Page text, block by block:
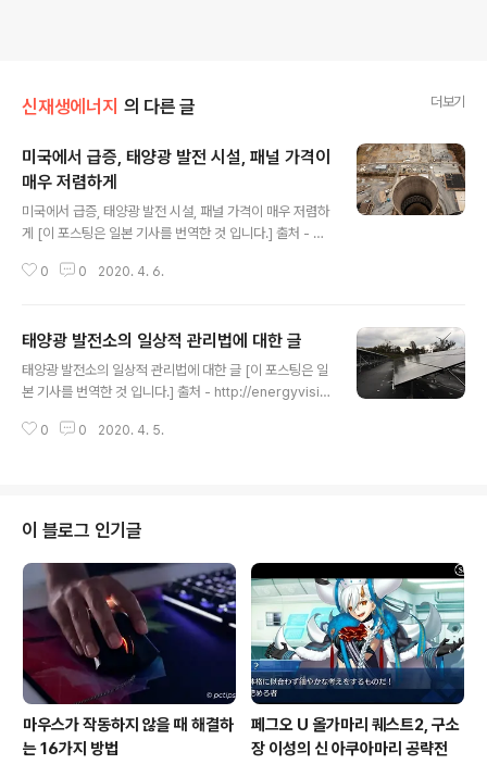
신재생에너지 의 다른 글 더보기
미국에서 급증, 태양광 발전 시설, 패널 가격이
매우 저렴하게
미국에서 급증, 태양광 발전 시설, 패널 가격이 매우 저렴하
게 [이 포스팅은 일본 기사를 번역한 것 입니다.] 출처 - htt
-00010001-nknatiogeo-sctch 지금부터 50년 후 2
화의 파괴적인 영향은 불가피 하다고 경고하고 있다. 하지
만 현재 세계의 화석 연료 생산은 오히려 늘고 있다. 미국은
이미 석유와 천연 가스 생산량에서 세계 최대를 점하고 있
정권은 온난화 대책의 국제적인 노력인 '파리 협정'에서도
0 0 2020. 4. 6.
태양광 발전소의 일상적 관리법에 대한 글
태양광 발전소의 일상적 관리법에 대한 글 [이 포스팅은 일
본 기사를 번역한 것 입니다.] 출처 - http://energyvisio
관리 시스템의 상황을 파악하는 '감시 주체'가 필요합니다.
관리를 위해서는 원격 감시 시스템의 설치는 필수적이지
만, 그것으로는 아무래도 충분하지 않습니다. 발전소를 자
동차로 비유한다면, 원격 감시 시스템은 네비게이션에 해
당합니다. 차를 잘 움직여 목적지로 향하는 데에는 네비게
이션을 잘 다루는 기사가 필요합니다. 태양광 발전의 운전
0 0 2020. 4. 5.
이 블로그 인기글
마우스가 작동하지 않을 때 해결하
는 16가지 방법
페그오 U 올가마리 퀘스트2, 구소
장 이성의 신 아쿠아마리 공략전